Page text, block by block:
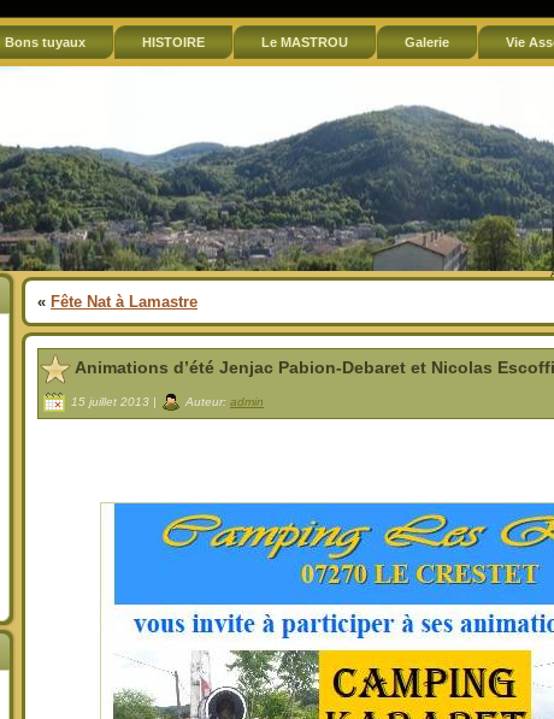
Bons tuyaux HISTOIRE Le MASTROU Galerie Vie
« Fête Nat à Lamastre
Animations d’été Jenjac Pabion-Debaret et Nicolas
15 juillet 2013 | Auteur: admin